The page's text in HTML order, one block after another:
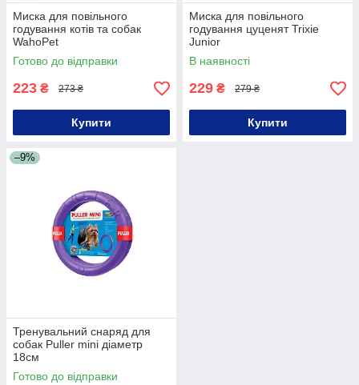
Миска для повільного
годування котів та собак
WahoPet
Готово до відправки
223 ₴ 273 ₴
Купити
Миска для повільного
годування цуценят Trixie
Junior
В наявності
229 ₴ 279 ₴
Купити
–9%
Тренувальний снаряд для
собак Puller mini діаметр
18см
Готово до відправки